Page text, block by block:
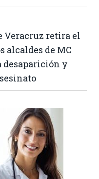
Veracruz retira el
alcaldes de MC
desaparición y